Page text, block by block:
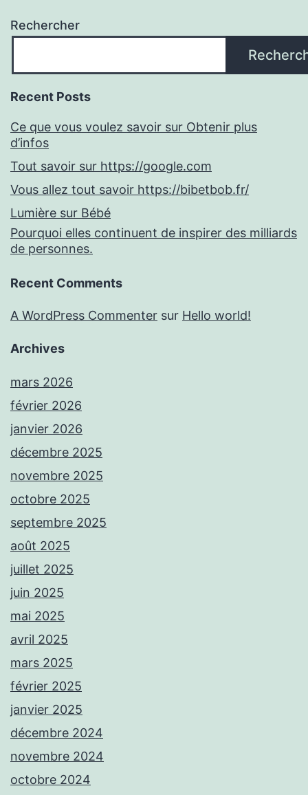
Rechercher
Recent Posts
Ce que vous voulez savoir sur Obtenir plus
d’infos
Tout savoir sur https://google.com
Vous allez tout savoir https://bibetbob.fr/
Lumière sur Bébé
Pourquoi elles continuent de inspirer des milliards
de personnes.
Recent Comments
A WordPress Commenter sur Hello world!
Archives
mars 2026
février 2026
janvier 2026
décembre 2025
novembre 2025
octobre 2025
septembre 2025
août 2025
juillet 2025
juin 2025
mai 2025
avril 2025
mars 2025
février 2025
janvier 2025
décembre 2024
novembre 2024
octobre 2024